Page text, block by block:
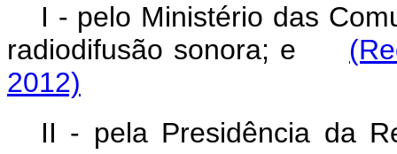
I - pelo Ministério das
radiodifusão sonora; e
2012)
II - pela Presidência da